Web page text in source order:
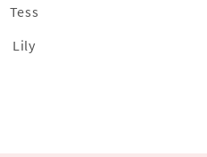
Tess
Lily